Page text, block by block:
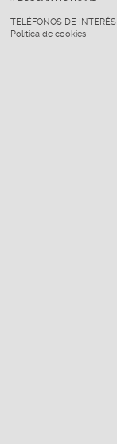
TELÉFONOS DE INTERÉS
Política de cookies